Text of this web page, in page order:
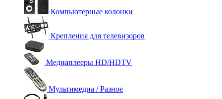
Компьютерные колонки
Крепления для телевизоров
Медиаплееры HD/HDTV
Мультимедиа / Разное